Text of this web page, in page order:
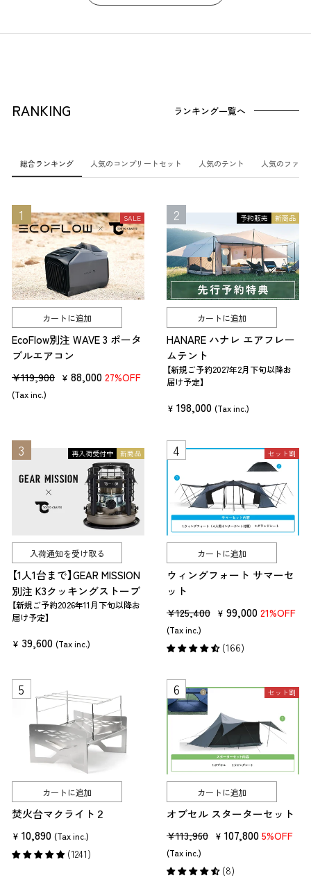
キャンプ用ナイフは、製品ごとに刃の構造や収納方法に違いがあり、ど
この記事では、キャンプ用ナイフの魅力や選び方、持ち運ぶ際の注意点
などを詳しく解説します。さらに、おすすめのキャンプ用ナイフと一緒
に使いたいアイテムも紹介します。
身軽にカッコよくアウトドアを楽しみたい方は、ぜひ参考にしてくださ
い。
キャンプ用ナイフとは？
キャンプ用ナイフとは、ケガの危険性のある刃の部分を収納して、安全
に持ち運べるナイフのことです。
主な用途として、
調理
ブッシュクラフト
バトニングとは、ナイフを薪にあて、別の薪やハンマーでナイフを叩い
て薪を割る方法です。斧や鉈などの大きな道具を使わずに、キャンプ用
ナイフ1本で薪割りができます。
ブッシュクラフトとは、落ちている枝や葉など、自然のアイテムを使っ
た生活術です。ブッシュクラフトの中でも、キャンプ用ナイフを使うテ
クニックには、焚き付け用の「フェザースティック」や「箸」、「ペグ」作り
があります。
キャンプ用ナイフは、安全に持ち歩けて、調理や焚き火周りなど、さまざ
まな用途で使えるアイテムです。
RANKING ランキング一覧へ
総合ランキング 人気のコンプリートセット 人気のテント 人気のファニ
SALE
カートに追加
EcoFlow別注 WAVE 3 ポータ
ブルエアコン
販
売
¥119,900 セ
¥ 88,000 27%OFF
(Tax inc.)
新商品
予約販売
カートに追加
HANARE ハナレ エアフレー
ムテント
【新規ご予約2027年2月下旬以降お
届け予定】
¥ 198,000 (Tax inc.)
新商品
再入荷受付中
入荷通知を受け取る
【1人1台まで】GEAR MISSION
別注 K3クッキングストーブ
【新規ご予約2026年11月下旬以降お
届け予定】
¥ 39,600 (Tax inc.)
セット割
カートに追加
ウィングフォート サマーセ
ット
販
売
価
¥125,400 セ
ル
¥ 99,000 21%OFF
(Tax inc.)
(166)
カートに追加
焚火台マクライト２
¥ 10,890 (Tax inc.)
(1241)
セット割
カートに追加
オブセル スターターセット
販
売
価
¥113,960 セ
ル
¥ 107,800 5%OFF
(Tax inc.)
(8)